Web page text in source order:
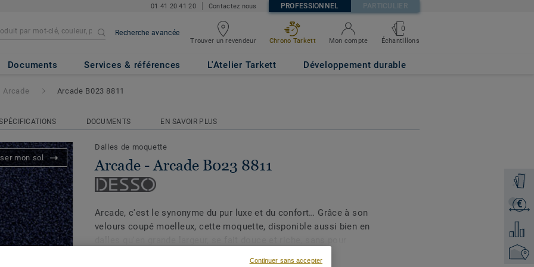
01 41 20 41 20 Contactez nous PROFESSIONNEL PARTICULIER
Recherche avancée
Trouver un revendeur Chrono Tarkett Mon compte
0
Échantillons
Documents Services & références L'Atelier Tarkett Développement durable
8811
€
Arcade Arcade B023 8811
DOCUMENTS EN SAVOIR PLUS
mon sol
Dalles de moquette
Arcade - Arcade B023 8811
Arcade, c'est le synonyme du pur luxe et du confort… Grâce à son
velours coupé moelleux, cette moquette, disponible aussi bien en
Continuer sans accepter